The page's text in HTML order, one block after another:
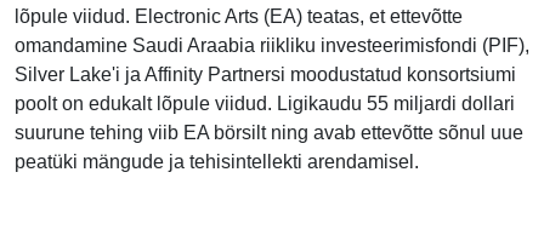
lõpule viidud. Electronic Arts (EA) teatas, et ettevõtte
omandamine Saudi Araabia riikliku investeerimisfondi (PIF),
Silver Lake'i ja Affinity Partnersi moodustatud konsortsiumi
poolt on edukalt lõpule viidud. Ligikaudu 55 miljardi dollari
suurune tehing viib EA börsilt ning avab ettevõtte sõnul uue
peatüki mängude ja tehisintellekti arendamisel.